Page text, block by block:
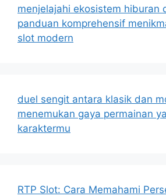
menjelajahi ekosistem hiburan
panduan komprehensif
slot modern
duel sengit antara klasik dan
menemukan gaya permainan
karaktermu
RTP Slot: Cara Memahami